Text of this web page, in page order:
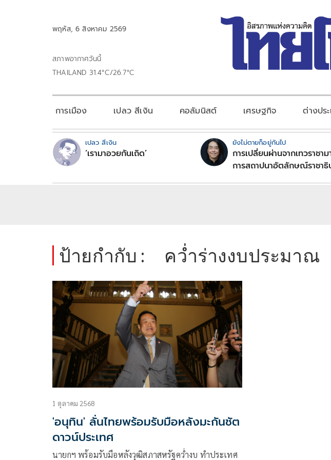
พฤหัส, 6 สิงหาคม 2569
สภาพอากาศวันนี้
THAILAND 31.4°C/26.7°C
การเมือง เปลว สีเงิน คอลัมนิสต์ เศรษฐกิจ ต่างปร
เปลว สีเงิน
‘เรามาอวยกันเถิด’
ยังไม่ตายก็อยู่กันไป
การเปลี่ยนผ่านจากเทวราชา
การสถาปนาอัตลักษณ์ราชาธิ
ป้ายกำกับ : คว่ำร่างงบประมาณ
1 ตุลาคม 2568
'อนุทิน' ลั่นไทยพร้อมรับมือหลังมะกันชัต
ดาวน์ประเทศ
นายกฯ พร้อมรับมือหลังวุฒิสภาสหรัฐคว่ำงบ ทำประเทศ